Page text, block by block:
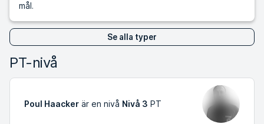
mål.
Se alla typer
PT-nivå
Poul Haacker är en nivå Nivå 3 PT